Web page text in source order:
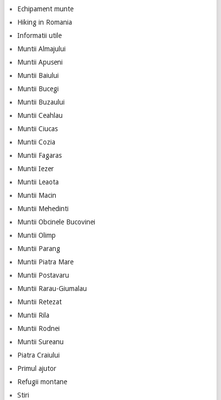
Echipament munte
Hiking in Romania
Informatii utile
Muntii Almajului
Muntii Apuseni
Muntii Baiului
Muntii Bucegi
Muntii Buzaului
Muntii Ceahlau
Muntii Ciucas
Muntii Cozia
Muntii Fagaras
Muntii Iezer
Muntii Leaota
Muntii Macin
Muntii Mehedinti
Muntii Obcinele Bucovinei
Muntii Olimp
Muntii Parang
Muntii Piatra Mare
Muntii Postavaru
Muntii Rarau-Giumalau
Muntii Retezat
Muntii Rila
Muntii Rodnei
Muntii Sureanu
Piatra Craiului
Primul ajutor
Refugii montane
Stiri